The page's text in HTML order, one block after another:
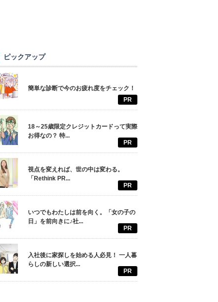
ピックアップ
簡単な診断で今のお疲れ度をチェック！
PR
18～25歳限定クレジットカードって実際
お得なの？ 特...
PR
視点を変えれば、世の中は変わる。
「Rethink PR...
PR
いつでもわたしは前を向く。「女の子の
日」を前向きに♪社...
PR
入社後に家探しを始める人必見！ 一人暮
らしの新しい選択...
PR